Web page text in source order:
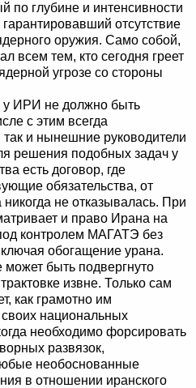
по глубине и интенсивности
отсутствие
оружия. Само собой,
всем тем, кто сегодня греет
угрозе со стороны
у ИРИ не должно быть
с этим всегда
и нынешние руководители
решения подобных задач у
есть договор, где
обязательства, от
не отказывалась. При
и право Ирана на
контролем МАГАТЭ без
обогащение урана.
быть подвергнуто
извне. Только сам
как грамотно им
национальных
необходимо форсировать
развязок,
необоснованные
в отношении иранского